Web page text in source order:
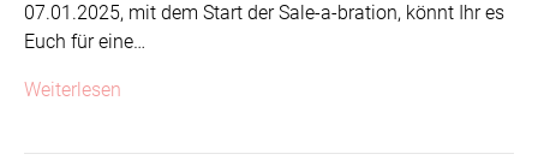
07.01.2025, mit dem Start der Sale-a-bration, könnt Ihr es
Euch für eine…
Weiterlesen